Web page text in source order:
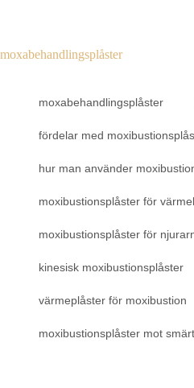
moxabehandlingsplåster
moxabehandlingsplåster
fördelar med
hur man använder
moxibustionsplåster för
moxibustionsplåster för
kinesisk moxibustionsplåster
värmeplåster för moxibustion
moxibustionsplåster mot